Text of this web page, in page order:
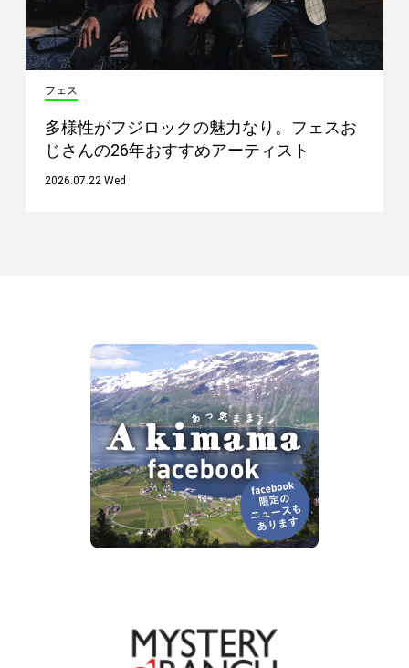
フェス
多様性がフジロックの魅力なり。フェスお
じさんの26年おすすめアーティスト
2026.07.22 Wed